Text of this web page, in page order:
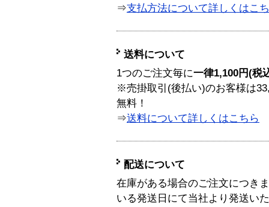
⇒支払方法について詳しくはこ
送料について
1つのご注文毎に一律1,100円(税
※売掛取引(後払い)のお客様は
無料！
⇒送料について詳しくはこちら
配送について
在庫がある場合のご注文につき
いる発送日にて当社より発送い